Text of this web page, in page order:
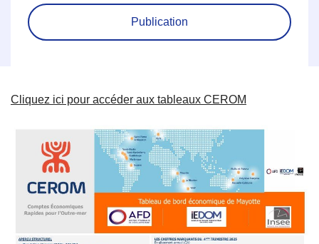
Publication
Cliquez ici pour accéder aux tableaux CEROM